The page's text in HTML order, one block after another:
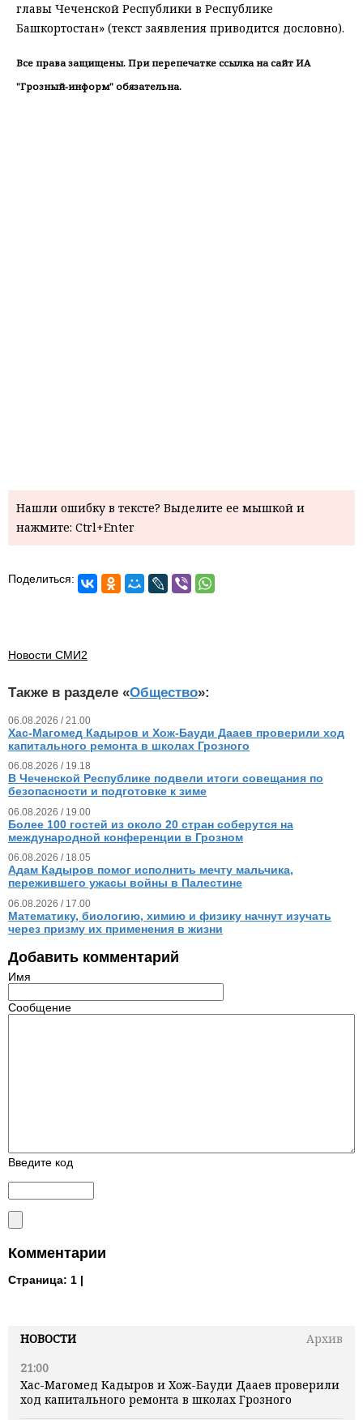
НОВОСТИ
Архив
21:00
Хас-Магомед Кадыров и Хож-Бауди Дааев проверили
ход капитального ремонта в школах Грозного
главы Чеченской Республики в Республике
Башкортостан» (текст заявления приводится дословно).
Все права защищены. При перепечатке ссылка на сайт ИА
"Грозный-информ" обязательна.
Нашли ошибку в тексте? Выделите ее мышкой и
нажмите: Ctrl+Enter
Поделиться:
Новости СМИ2
Также в разделе «Общество»:
06.08.2026 / 21.00
Хас-Магомед Кадыров и Хож-Бауди Дааев проверили ход
капитального ремонта в школах Грозного
06.08.2026 / 19.18
В Чеченской Республике подвели итоги совещания по
безопасности и подготовке к зиме
06.08.2026 / 19.00
Более 100 гостей из около 20 стран соберутся на
международной конференции в Грозном
06.08.2026 / 18.05
Адам Кадыров помог исполнить мечту мальчика,
пережившего ужасы войны в Палестине
06.08.2026 / 17.00
Математику, биологию, химию и физику начнут изучать
через призму их применения в жизни
Добавить комментарий
Имя
Сообщение
Введите код
Комментарии
Страница: 1 |